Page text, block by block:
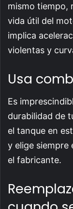
mismo tiempo,
vida útil del
implica
violentas y
Usa
Es
durabilidad de
el tanque en
y elige siempre
el fabricante.